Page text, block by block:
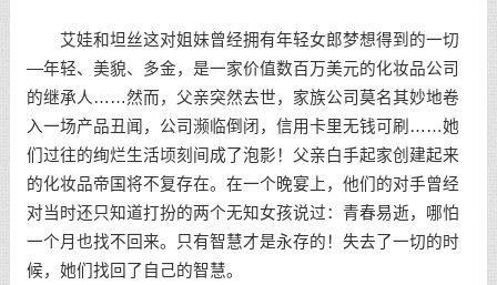
艾娃和坦丝这对姐妹曾经拥有年轻女郎梦想得到的一切
—年轻、美貌、多金，是一家价值数百万美元的化妆品公司
的继承人……然而，父亲突然去世，家族公司莫名其妙地卷
入一场产品丑闻，公司濒临倒闭，信用卡里无钱可刷……她
们过往的绚烂生活顷刻间成了泡影！父亲白手起家创建起来
的化妆品帝国将不复存在。在一个晚宴上，他们的对手曾经
对当时还只知道打扮的两个无知女孩说过：青春易逝，哪怕
一个月也找不回来。只有智慧才是永存的！失去了一切的时
候，她们找回了自己的智慧。